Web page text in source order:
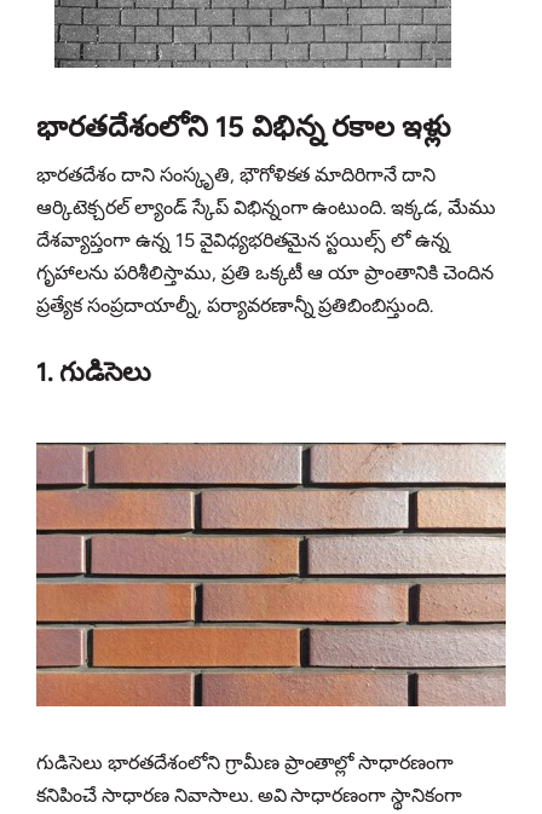
భారతదేశంలోని 15 విభిన్న రకాల ఇళ్లు
భారతదేశం దాని సంస్కృతి, భౌగోళికత మాదిరిగానే దాని
ఆర్కిటెక్చరల్ ల్యాండ్ స్కేప్ విభిన్నంగా ఉంటుంది. ఇక్కడ, మేము
దేశవ్యాప్తంగా ఉన్న 15 వైవిధ్యభరితమైన స్టయిల్స్ లో ఉన్న
గృహాలను పరిశీలిస్తాము, ప్రతి ఒక్కటీ ఆ యా ప్రాంతానికి చెందిన
ప్రత్యేక సంప్రదాయాల్నీ, పర్యావరణాన్నీ ప్రతిబింబిస్తుంది.
1. గుడిసెలు
గుడిసెలు భారతదేశంలోని గ్రామీణ ప్రాంతాల్లో సాధారణంగా
కనిపించే సాధారణ నివాసాలు. అవి సాధారణంగా స్థానికంగా